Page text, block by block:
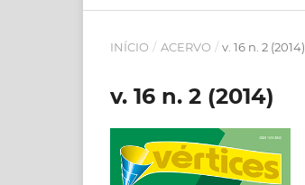
INÍCIO / ACERVO / v. 16 n. 2 (2014)
v. 16 n. 2 (2014)